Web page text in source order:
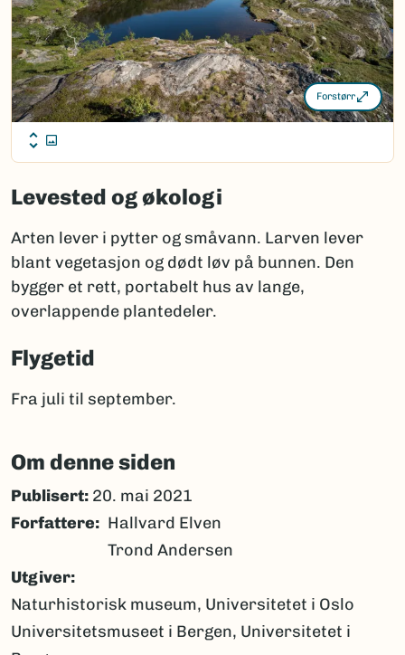
Forstørr
Levested og økologi
Arten lever i pytter og småvann. Larven lever
blant vegetasjon og dødt løv på bunnen. Den
bygger et rett, portabelt hus av lange,
overlappende plantedeler.
Flygetid
Fra juli til september.
Om denne siden
Publisert: 20. mai 2021
Forfattere
Hallvard Elven
Trond Andersen
Utgiver
Naturhistorisk museum, Universitetet i Oslo
Universitetsmuseet i Bergen, Universitetet i